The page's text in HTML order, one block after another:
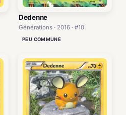
Dedenne
Générations · 2016 · #10
PEU COMMUNE